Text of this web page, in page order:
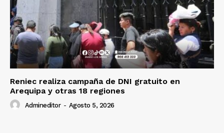
Reniec realiza campaña de DNI gratuito en
Arequipa y otras 18 regiones
Admineditor - Agosto 5, 2026